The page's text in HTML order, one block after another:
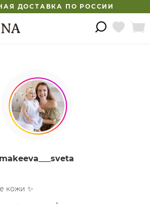
ДОСТАВКА ПО РОССИИ
makeeva___sveta
кожи ✨